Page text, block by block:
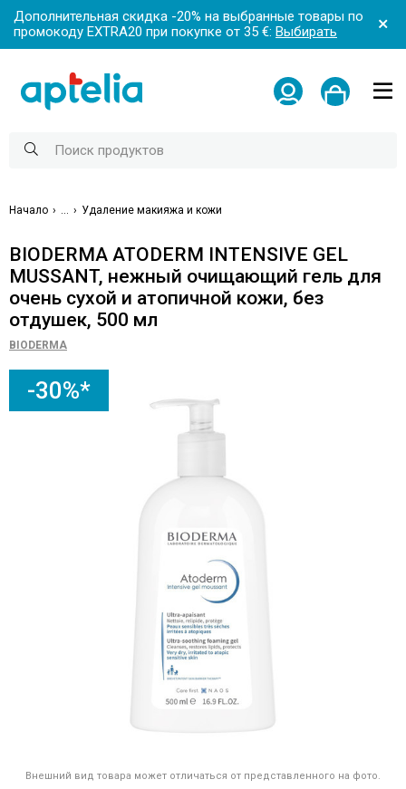
Дополнительная скидка -20% на выбранные товары по
промокоду EXTRA20 при покупке от 35 €: Выбирать
Начало Удаление макияжа и кожи
BIODERMA ATODERM INTENSIVE GEL
MUSSANT, нежный очищающий гель для
очень сухой и атопичной кожи, без
отдушек, 500 мл
BIODERMA
-30%*
Внешний вид товара может отличаться от представленного на фото.